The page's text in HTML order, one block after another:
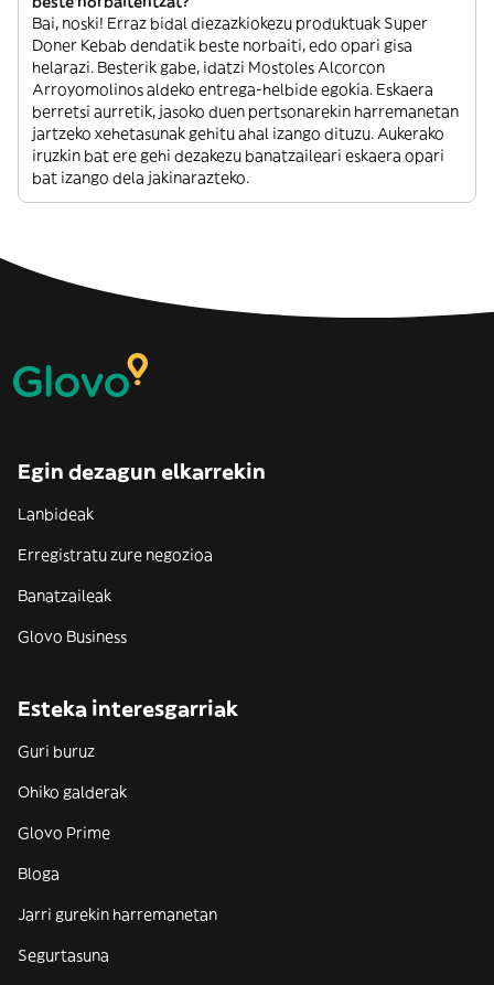
Bai, noski! Erraz bidal diezazkiokezu produktuak Super
Doner Kebab dendatik beste norbaiti, edo opari gisa
helarazi. Besterik gabe, idatzi Mostoles Alcorcon
Arroyomolinos aldeko entrega-helbide egokia. Eskaera
berretsi aurretik, jasoko duen pertsonarekin harremanetan
jartzeko xehetasunak gehitu ahal izango dituzu. Aukerako
iruzkin bat ere gehi dezakezu banatzaileari eskaera opari
bat izango dela jakinarazteko.
Egin dezagun elkarrekin
Lanbideak
Erregistratu zure negozioa
Banatzaileak
Glovo Business
Esteka interesgarriak
Guri buruz
Ohiko galderak
Glovo Prime
Bloga
Jarri gurekin harremanetan
Segurtasuna